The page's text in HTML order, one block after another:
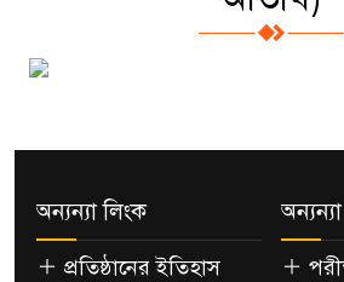
অন্যন্যা লিংক
প্রতিষ্ঠানের ইতিহাস